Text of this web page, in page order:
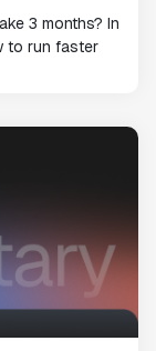
3 months? In
to run faster